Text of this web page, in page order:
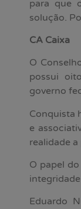
para que
solução.
CA Caixa
O
possui
governo
Conquista
e
realidade
O papel
Eduardo